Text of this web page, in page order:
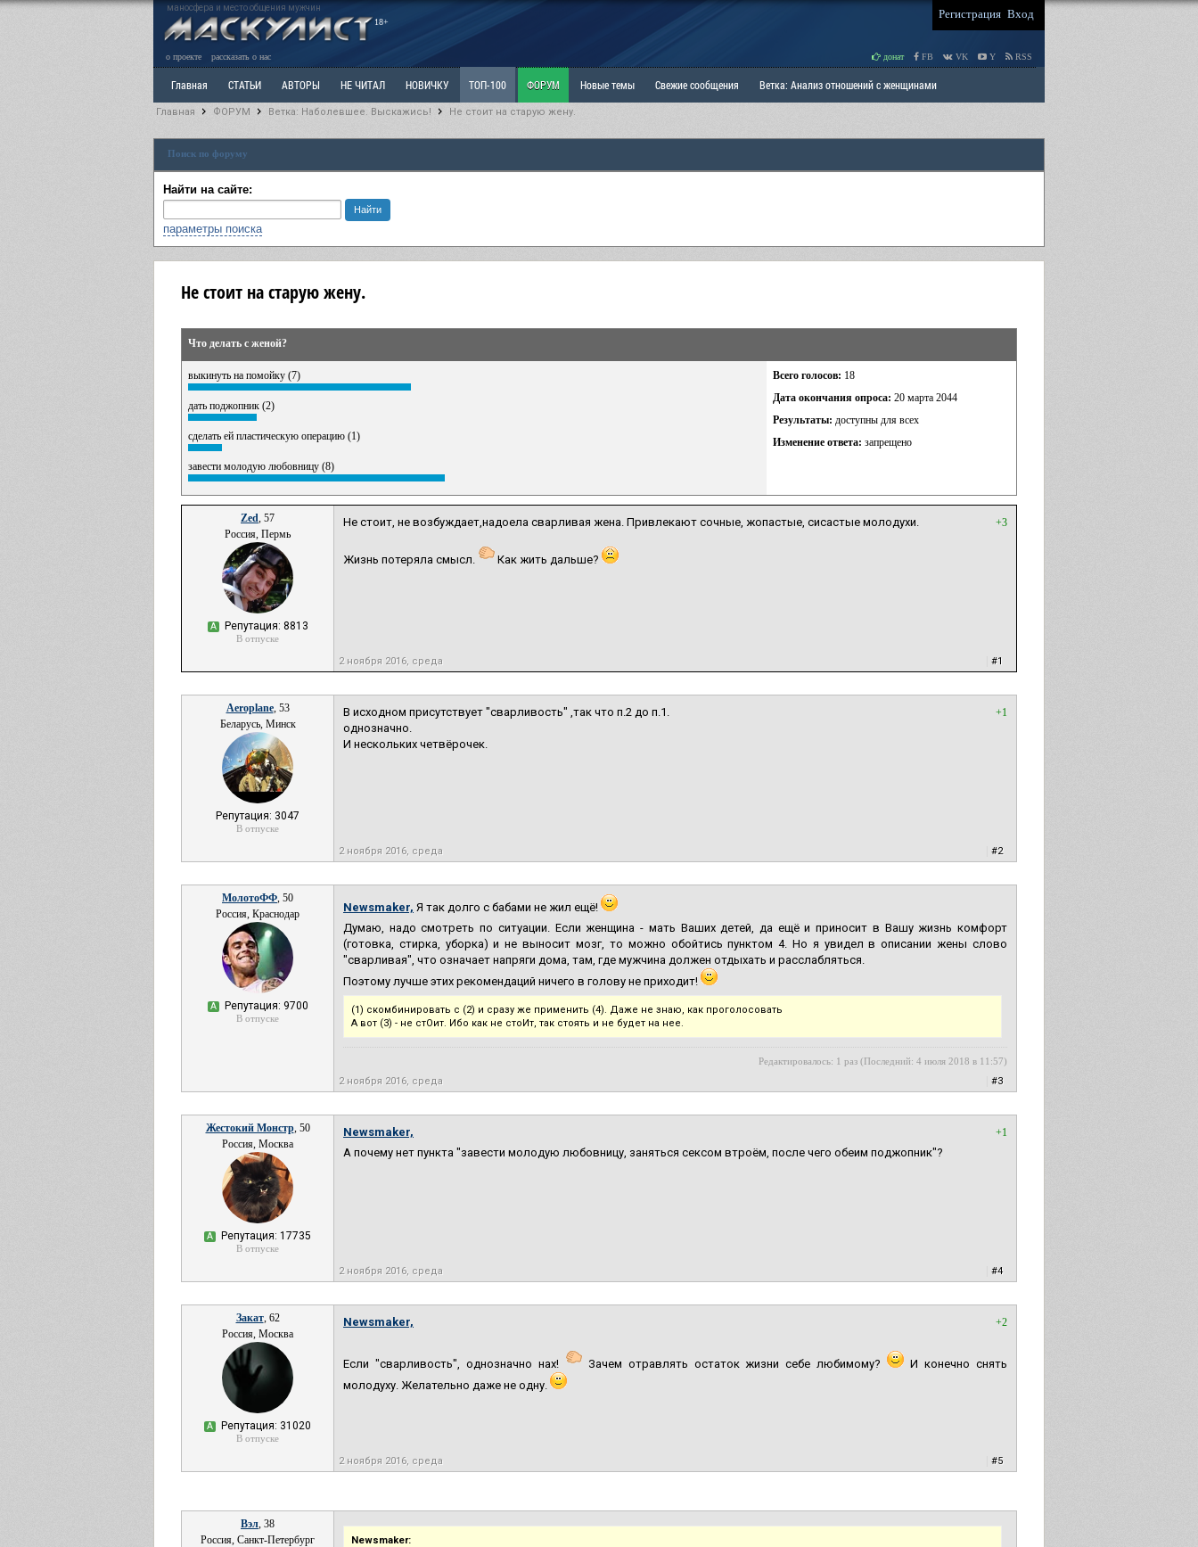
маносфера и место общения мужчин
18+
Регистрация Вход
о проекте рассказать о нас донат FB VK Y RSS
Главная СТАТЬИ АВТОРЫ НЕ ЧИТАЛ НОВИЧКУ ТОП-100 ФОРУМ Новые темы Свежие сообщения Ветка: Анализ отношений с женщинами
РАЗДЕЛ: Мы и Женщины
РАЗДЕЛ: Разное
Главная ФОРУМ Ветка: Наболевшее. Выскажись! Не стоит на старую жену.
Поиск по форуму
Найти на сайте:
параметры поиска
Не стоит на старую жену.
Что делать с женой?
выкинуть на помойку (7)
дать поджопник (2)
сделать ей пластическую операцию (1)
завести молодую любовницу (8)
Всего голосов: 18
Дата окончания опроса: 20 марта 2044
Результаты: доступны для всех
Изменение ответа: запрещено
Zed, 57
Россия, Пермь
А Репутация: 8813
В отпуске
+3
Не стоит, не возбуждает,надоела сварливая жена. Привлекают сочные, жопастые, сисастые молодухи.
Жизнь потеряла смысл. Как жить дальше?
2 ноября 2016, среда #1
Aeroplane, 53
Беларусь, Минск
Репутация: 3047
В отпуске
+1
В исходном присутствует "сварливость" ,так что п.2 до п.1.
однозначно.
И нескольких четвёрочек.
2 ноября 2016, среда #2
МолотоФФ, 50
Россия, Краснодар
А Репутация: 9700
В отпуске
Newsmaker, Я так долго с бабами не жил ещё!
Думаю, надо смотреть по ситуации. Если женщина - мать Ваших детей, да ещё и приносит в Вашу жизнь комфорт
(готовка, стирка, уборка) и не выносит мозг, то можно обойтись пунктом 4. Но я увидел в описании жены слово
"сварливая", что означает напряги дома, там, где мужчина должен отдыхать и расслабляться.
Поэтому лучше этих рекомендаций ничего в голову не приходит!
(1) скомбинировать с (2) и сразу же применить (4). Даже не знаю, как проголосовать
А вот (3) - не стОит. Ибо как не стоИт, так стоять и не будет на нее.
Редактировалось: 1 раз (Последний: 4 июля 2018 в 11:57)
2 ноября 2016, среда #3
Жестокий Монстр, 50
Россия, Москва
А Репутация: 17735
В отпуске
+1
Newsmaker,
А почему нет пункта "завести молодую любовницу, заняться сексом втроём, после чего обеим поджопник"?
2 ноября 2016, среда #4
Закат, 62
Россия, Москва
А Репутация: 31020
В отпуске
+2
Newsmaker,
Если "сварливость", однозначно нах! Зачем отравлять остаток жизни себе любимому?
И конечно снять
молодуху. Желательно даже не одну.
2 ноября 2016, среда #5
Вэл, 38
Россия, Санкт-Петербург
Newsmaker: